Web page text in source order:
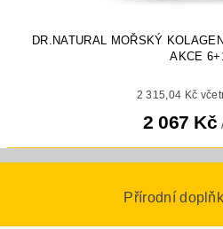
DR.NATURAL MOŘSKÝ
AKCE
2 315,04 Kč
2 067 Kč
Přírodní